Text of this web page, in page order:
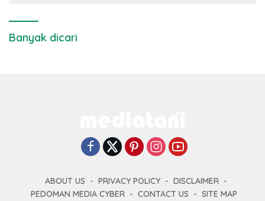
Banyak dicari
ABOUT US PRIVACY POLICY
DISCLAIMER
PEDOMAN MEDIA CYBER
CONTACT US SITE MAP